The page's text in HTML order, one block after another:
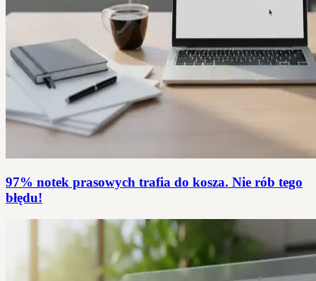
97% notek prasowych trafia do kosza. Nie rób tego
błędu!